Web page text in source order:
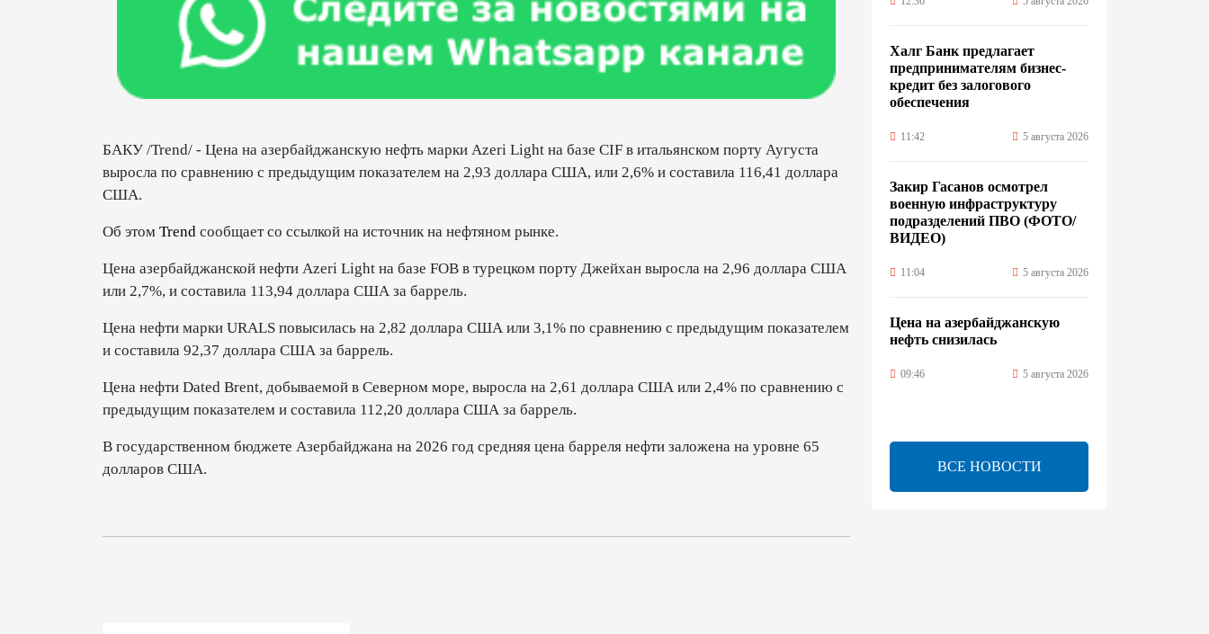
БАКУ /Trend/ - Цена на азербайджанскую нефть марки Azeri Light на базе CIF в итальянском порту Аугуста
выросла по сравнению с предыдущим показателем на 2,93 доллара США, или 2,6% и составила 116,41 доллара
США.
Об этом Trend сообщает со ссылкой на источник на нефтяном рынке.
Цена азербайджанской нефти Azeri Light на базе FOB в турецком порту Джейхан выросла на 2,96 доллара США
или 2,7%, и составила 113,94 доллара США за баррель.
Цена нефти марки URALS повысилась на 2,82 доллара США или 3,1% по сравнению с предыдущим показателем
и составила 92,37 доллара США за баррель.
Цена нефти Dated Brent, добываемой в Северном море, выросла на 2,61 доллара США или 2,4% по сравнению с
предыдущим показателем и составила 112,20 доллара США за баррель.
В государственном бюджете Азербайджана на 2026 год средняя цена барреля нефти заложена на уровне 65
долларов США.
Халг Банк предлагает
предпринимателям бизнес-
кредит без залогового
обеспечения
11:42 5 августа 2026
Закир Гасанов осмотрел
военную инфраструктуру
подразделений ПВО (ФОТО/
ВИДЕО)
11:04 5 августа 2026
Цена на азербайджанскую
нефть cнизилась
09:46 5 августа 2026
ученый Эргун Кырлыковалы
раскритиковал позицию
Талеба по вопросу Рубена
Варданяна
ВСЕ НОВОСТИ